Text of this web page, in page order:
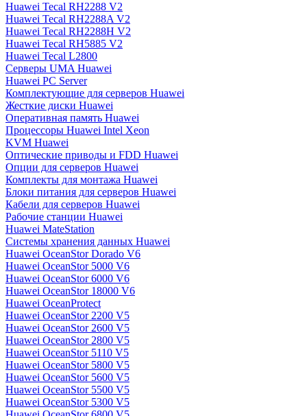
Huawei Tecal RH2288 V2
Huawei Tecal RH2288A V2
Huawei Tecal RH2288H V2
Huawei Tecal RH5885 V2
Huawei Tecal L2800
Серверы UMA Huawei
Huawei PC Server
Комплектующие для серверов Huawei
Жесткие диски Huawei
Оперативная память Huawei
Процессоры Huawei Intel Xeon
KVM Huawei
Оптические приводы и FDD Huawei
Опции для серверов Huawei
Комплекты для монтажа Huawei
Блоки питания для серверов Huawei
Кабели для серверов Huawei
Рабочие станции Huawei
Huawei MateStation
Системы хранения данных Huawei
Huawei OceanStor Dorado V6
Huawei OceanStor 5000 V6
Huawei OceanStor 6000 V6
Huawei OceanStor 18000 V6
Huawei OceanProtect
Huawei OceanStor 2200 V5
Huawei OceanStor 2600 V5
Huawei OceanStor 2800 V5
Huawei OceanStor 5110 V5
Huawei OceanStor 5800 V5
Huawei OceanStor 5600 V5
Huawei OceanStor 5500 V5
Huawei OceanStor 5300 V5